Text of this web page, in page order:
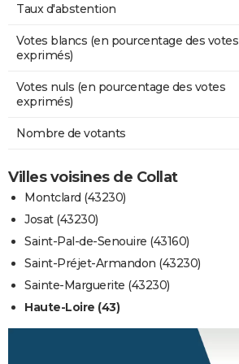
Taux d'abstention
Votes blancs (en pourcentage des votes
exprimés)
Votes nuls (en pourcentage des votes
exprimés)
Nombre de votants
Villes voisines de Collat
Montclard (43230)
Josat (43230)
Saint-Pal-de-Senouire (43160)
Saint-Préjet-Armandon (43230)
Sainte-Marguerite (43230)
Haute-Loire (43)